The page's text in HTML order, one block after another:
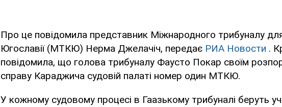
Про це повідомила представник Міжнародного трибуналу
Югославії (МТКЮ) Нерма Джелачіч, передає РИА Новости .
повідомила, що голова трибуналу Фаусто Покар своїм
справу Караджича судовій палаті номер один МТКЮ.
У кожному судовому процесі в Гаазькому трибуналі беруть